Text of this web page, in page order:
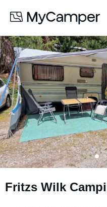
Fritzs Wilk